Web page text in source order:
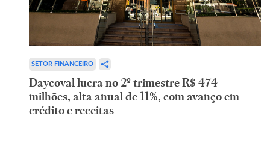
SETOR FINANCEIRO
Daycoval lucra no 2º trimestre R$ 474
milhões, alta anual de 11%, com avanço em
crédito e receitas